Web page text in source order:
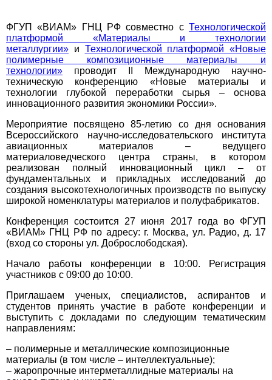
ФГУП «ВИАМ» ГНЦ РФсовместно сТехнологической
платформой «Материалы и технологии
металлургии» и Технологической платформой «Новые
полимерные композиционные материалы и
технологии» проводит II Международную научно-
техническую конференцию «Новые материалы и
технологии глубокой переработки сырья – основа
инновационного развития экономики России».
Мероприятие посвящено 85-летию со дня основания
Всероссийского научно-исследовательского института
авиационных материалов – ведущего
материаловедческого центра страны, в котором
реализован полный инновационный цикл – от
фундаментальных и прикладных исследований до
создания высокотехнологичных производств по выпуску
широкой номенклатуры материалов и полуфабрикатов.
Конференция состоится 27 июня 2017 года во ФГУП
«ВИАМ» ГНЦ РФ по адресу: г. Москва, ул. Радио, д. 17
(вход со стороны ул. Доброслободская).
Начало работы конференции в 10:00. Регистрация
участников с 09:00 до 10:00.
Приглашаем ученых, специалистов, аспирантов и
студентов принять участие в работе конференции и
выступить с докладами по следующим тематическим
направлениям:
– полимерные и металлические композиционные
материалы (в том числе – интеллектуальные);
– жаропрочные интерметаллидные материалы на